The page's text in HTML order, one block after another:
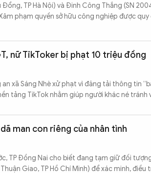
Đổng, TP Hà Nội) và Đinh Công Thắng (SN
phạm quyền sở hữu công nghiệp được quy
nữ TikToker bị phạt 10 triệu đồng
xã Sáng Nhè xử phạt vì đăng tải thông tin
tảng TikTok nhằm giúp người khác né tránh
man con riêng của nhân tình
TP Đồng Nai cho biết đang tạm giữ đối
Giao, TP Hồ Chí Minh) để xác minh, điều